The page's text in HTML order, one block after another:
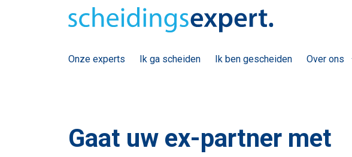
Onze experts Ik ga scheiden Ik ben gescheiden Over ons
Gaat uw ex-partner met